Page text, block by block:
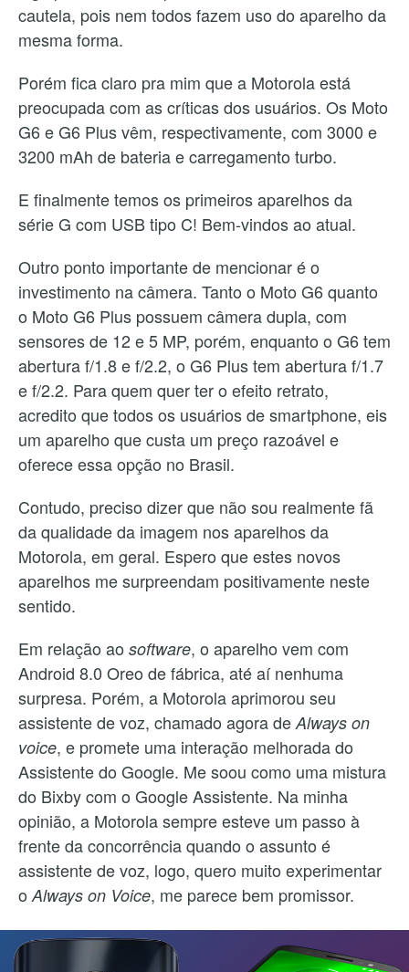
cautela, pois nem todos fazem uso do aparelho da
mesma forma.
Porém fica claro pra mim que a Motorola está
preocupada com as críticas dos usuários. Os Moto
G6 e G6 Plus vêm, respectivamente, com 3000 e
3200 mAh de bateria e carregamento turbo.
E finalmente temos os primeiros aparelhos da
série G com USB tipo C! Bem-vindos ao atual.
Outro ponto importante de mencionar é o
investimento na câmera. Tanto o Moto G6 quanto
o Moto G6 Plus possuem câmera dupla, com
sensores de 12 e 5 MP, porém, enquanto o G6 tem
abertura f/1.8 e f/2.2, o G6 Plus tem abertura f/1.7
e f/2.2. Para quem quer ter o efeito retrato,
acredito que todos os usuários de smartphone, eis
um aparelho que custa um preço razoável e
oferece essa opção no Brasil.
Contudo, preciso dizer que não sou realmente fã
da qualidade da imagem nos aparelhos da
Motorola, em geral. Espero que estes novos
aparelhos me surpreendam positivamente neste
sentido.
Em relação ao software, o aparelho vem com
Android 8.0 Oreo de fábrica, até aí nenhuma
surpresa. Porém, a Motorola aprimorou seu
assistente de voz, chamado agora de Always on
voice, e promete uma interação melhorada do
Assistente do Google. Me soou como uma mistura
do Bixby com o Google Assistente. Na minha
opinião, a Motorola sempre esteve um passo à
frente da concorrência quando o assunto é
assistente de voz, logo, quero muito experimentar
o Always on Voice, me parece bem promissor.